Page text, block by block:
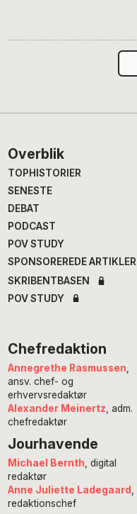
Footer
Overblik
TOPHISTORIER
SENESTE
DEBAT
PODCAST
POV STUDY
SPONSOREREDE ARTIKLER
SKRIBENTBASEN
POV STUDY
Chefredaktion
Annegrethe Rasmussen
ansv. chef- og
erhvervsredaktør
Alexander Meinertz , adm.
chefredaktør
Jourhavende
Michael Bernth , digital
redaktør
Anne Juliette Ladegaard
redaktionschef